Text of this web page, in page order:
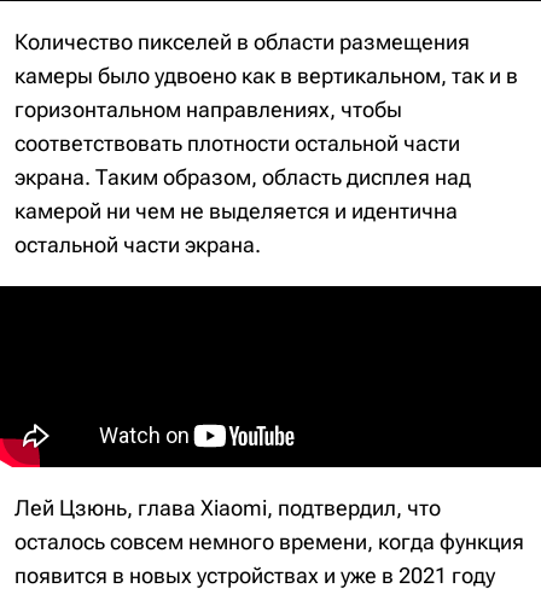
Количество пикселей в области размещения
камеры было удвоено как в вертикальном, так и в
горизонтальном направлениях, чтобы
соответствовать плотности остальной части
экрана. Таким образом, область дисплея над
камерой ни чем не выделяется и идентична
остальной части экрана.
Лей Цзюнь, глава Xiaomi, подтвердил, что
осталось совсем немного времени, когда функция
появится в новых устройствах и уже в 2021 году